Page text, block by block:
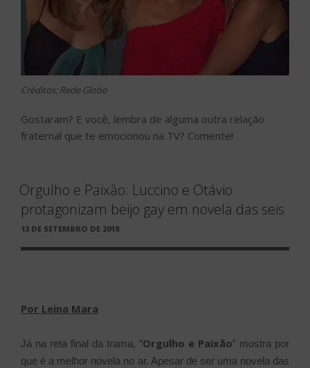
Créditos: Rede Globo
Gostaram? E você, lembra de alguma outra relação
fraternal que te emocionou na TV? Comente!
Orgulho e Paixão: Luccino e Otávio
protagonizam beijo gay em novela das seis
PUBLICADO
13 DE SETEMBRO DE 2018
Por Leina Mara
Já na reta final da trama, “Orgulho e Paixão” mostra por
que é a melhor novela no ar. Apesar de ser uma novela das